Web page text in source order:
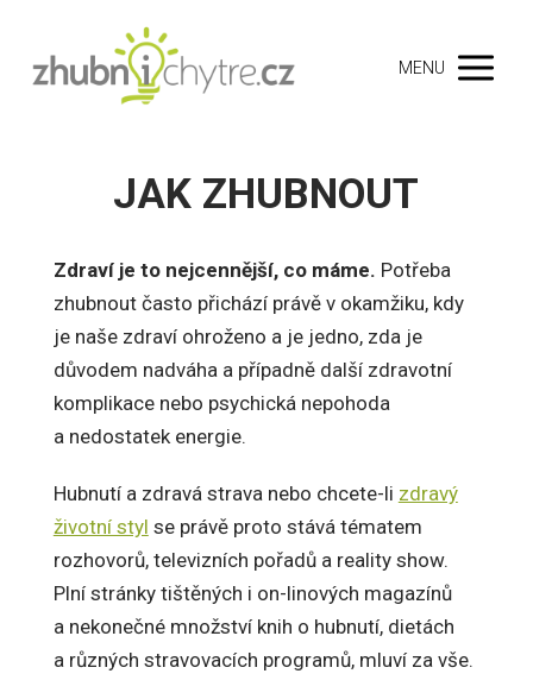
MENU
JAK ZHUBNOUT
Zdraví je to nejcennější, co máme. Potřeba
zhubnout často přichází právě v okamžiku, kdy
je naše zdraví ohroženo a je jedno, zda je
důvodem nadváha a případně další zdravotní
komplikace nebo psychická nepohoda
a nedostatek energie.
Hubnutí a zdravá strava nebo chcete-li zdravý
životní styl se právě proto stává tématem
rozhovorů, televizních pořadů a reality show.
Plní stránky tištěných i on-linových magazínů
a nekonečné množství knih o hubnutí, dietách
a různých stravovacích programů, mluví za vše.